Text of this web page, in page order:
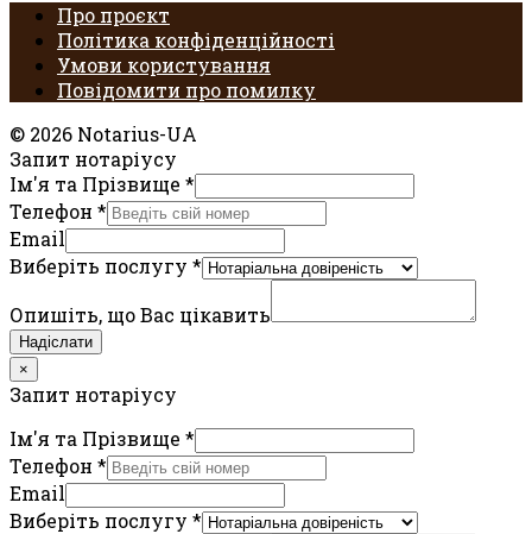
Про проєкт
Політика конфіденційності
Умови користування
Повідомити про помилку
© 2026 Notarius-UA
Запит нотаріусу
Ім'я та Прізвище *
Телефон *
Email
Виберіть послугу *
Опишіть, що Вас цікавить
Надіслати
×
Запит нотаріусу
Ім'я та Прізвище *
Телефон *
Email
Виберіть послугу *